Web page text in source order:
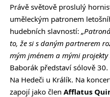
Právě světově proslulý
uměleckým patronem
hudebních slavností:
to, že si s daným partnerem
mým jménem a mými projekty
Baborák představí sólově
Na Hedeči u Králík. Na
zapojí jako člen Afflatus